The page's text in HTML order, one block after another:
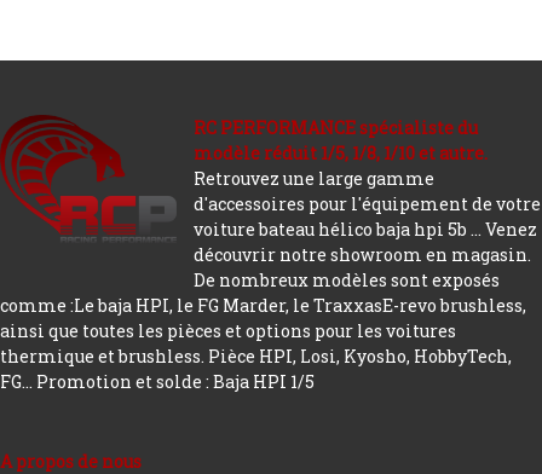
RC PERFORMANCE spécialiste du
modèle réduit 1/5, 1/8, 1/10 et autre.
Retrouvez une large gamme
d'accessoires pour l'équipement de votre
voiture bateau hélico baja hpi 5b ... Venez
découvrir notre showroom en magasin.
De nombreux modèles sont exposés
comme :Le baja HPI, le FG Marder, le TraxxasE-revo brushless,
ainsi que toutes les pièces et options pour les voitures
thermique et brushless. Pièce HPI, Losi, Kyosho, HobbyTech,
FG... Promotion et solde : Baja HPI 1/5
A propos de nous